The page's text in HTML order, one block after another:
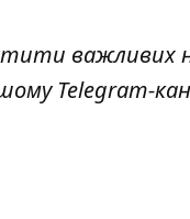
важливих
Telegram-